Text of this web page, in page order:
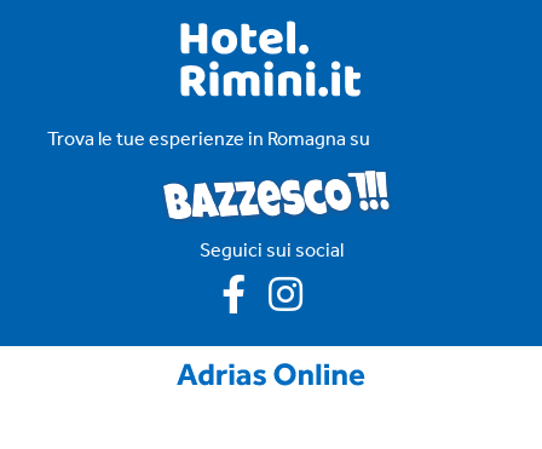
Trova le tue esperienze in Romagna su
Seguici sui social